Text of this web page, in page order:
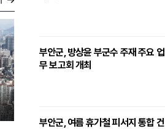
부안군, 방상윤 부군수 주재 주요 업
무 보고회 개최
부안군, 여름 휴가철 피서지 통합 건